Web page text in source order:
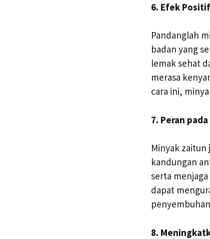
6. Efek
Pandanglah
badan yang
lemak sehat
merasa
cara ini,
7. Peran
Minyak
kandungan
serta
dapat
8.